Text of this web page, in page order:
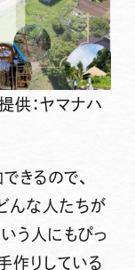
供：ヤマナハ
きるので、
んな人たちが
う人にもぴっ
作りしている